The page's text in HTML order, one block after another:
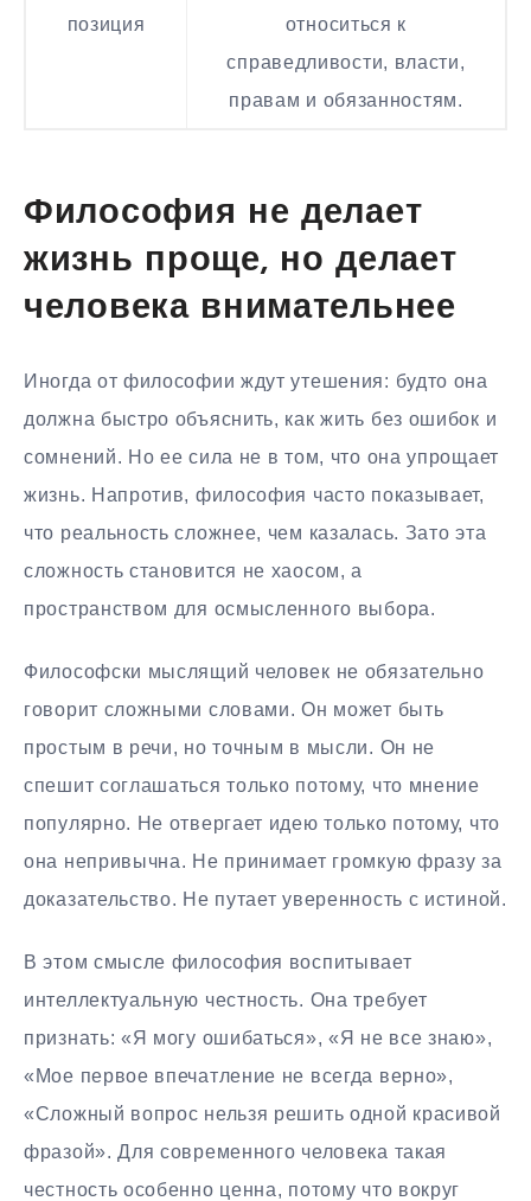
позиция
относиться к
справедливости, власти,
правам и обязанностям.
Философия не делает
жизнь проще, но делает
человека внимательнее
Иногда от философии ждут утешения: будто она
должна быстро объяснить, как жить без ошибок и
сомнений. Но ее сила не в том, что она упрощает
жизнь. Напротив, философия часто показывает,
что реальность сложнее, чем казалась. Зато эта
сложность становится не хаосом, а
пространством для осмысленного выбора.
Философски мыслящий человек не обязательно
говорит сложными словами. Он может быть
простым в речи, но точным в мысли. Он не
спешит соглашаться только потому, что мнение
популярно. Не отвергает идею только потому, что
она непривычна. Не принимает громкую фразу за
доказательство. Не путает уверенность с истиной.
В этом смысле философия воспитывает
интеллектуальную честность. Она требует
признать: «Я могу ошибаться», «Я не все знаю»,
«Мое первое впечатление не всегда верно»,
«Сложный вопрос нельзя решить одной красивой
фразой». Для современного человека такая
честность особенно ценна, потому что вокруг